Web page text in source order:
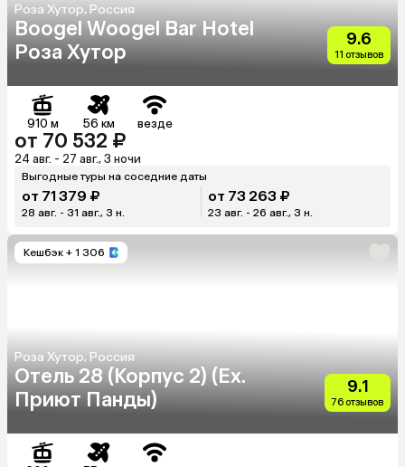
Роза Хутор, Россия
Boogel Woogel Bar Hotel
Роза Хутор
9.6
11 отзывов
910 м 56 км везде
от 70 532 ₽
24 авг. - 27 авг., 3 ночи
Выгодные туры на соседние даты
от 71 379 ₽
28 авг. - 31 авг., 3 н.
от 73 263 ₽
23 авг. - 26 авг., 3 н.
Кешбэк + 1 306
Роза Хутор, Россия
Отель 28 (Корпус 2) (Ex.
Приют Панды)
9.1
76 отзывов